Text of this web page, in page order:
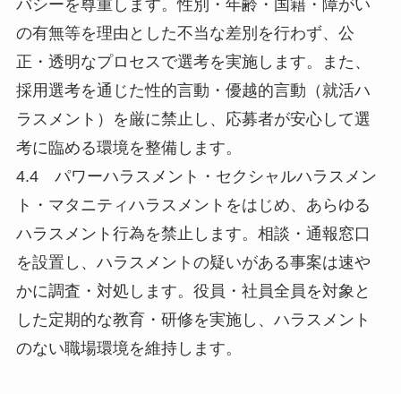
バシーを尊重します。性別・年齢・国籍・障がい
の有無等を理由とした不当な差別を行わず、公
正・透明なプロセスで選考を実施します。また、
採用選考を通じた性的言動・優越的言動（就活ハ
ラスメント）を厳に禁止し、応募者が安心して選
考に臨める環境を整備します。
4.4 パワーハラスメント・セクシャルハラスメン
ト・マタニティハラスメントをはじめ、あらゆる
ハラスメント行為を禁止します。相談・通報窓口
を設置し、ハラスメントの疑いがある事案は速や
かに調査・対処します。役員・社員全員を対象と
した定期的な教育・研修を実施し、ハラスメント
のない職場環境を維持します。